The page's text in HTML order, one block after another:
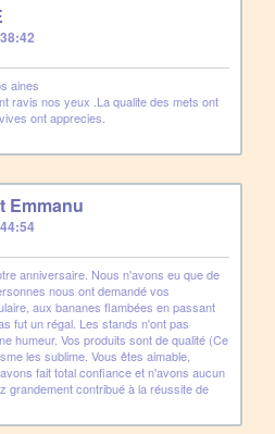
aines
ravis nos yeux .La qualite des mets ont
ont apprecies.
Emmanu
anniversaire. Nous n'avons eu que de
nous ont demandé vos
aux bananes flambées en passant
fut un régal. Les stands n'ont pas
humeur. Vos produits sont de qualité (Ce
les sublime. Vous êtes aimable,
fait total confiance et n'avons aucun
grandement contribué à la réussite de